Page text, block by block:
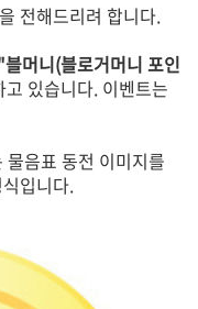
전해드리려 합니다.
머니(블로거머니 포인
고 있습니다. 이벤트는
음표 동전 이미지를
입니다.